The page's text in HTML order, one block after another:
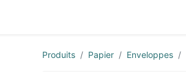
Produits Papier Enveloppes